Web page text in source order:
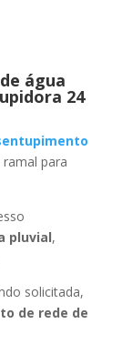
água
24
para
pluvial,
solicitada,
de rede de